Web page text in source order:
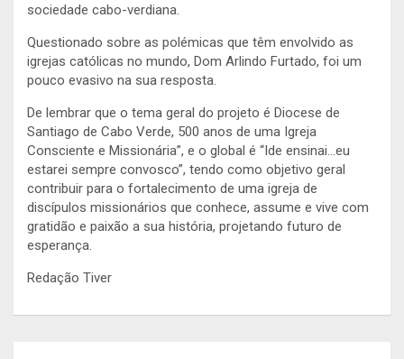
sociedade cabo-verdiana.
Questionado sobre as polémicas que têm envolvido as
igrejas católicas no mundo, Dom Arlindo Furtado, foi um
pouco evasivo na sua resposta.
De lembrar que o tema geral do projeto é Diocese de
Santiago de Cabo Verde, 500 anos de uma Igreja
Consciente e Missionária”, e o global é “Ide ensinai…eu
estarei sempre convosco”, tendo como objetivo geral
contribuir para o fortalecimento de uma igreja de
discípulos missionários que conhece, assume e vive com
gratidão e paixão a sua história, projetando futuro de
esperança.
Redação Tiver